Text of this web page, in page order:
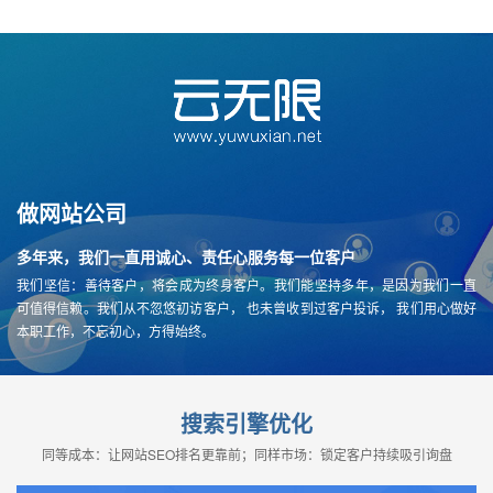
做网站公司
多年来，我们一直用诚心、责任心服务每一位客户
我们坚信：善待客户，将会成为终身客户。我们能坚持多年，是因为我们一直
可值得信赖。我们从不忽悠初访客户， 也未曾收到过客户投诉， 我们用心做好
本职工作，不忘初心，方得始终。
搜索引擎优化
同等成本：让网站SEO排名更靠前；同样市场：锁定客户持续吸引询盘